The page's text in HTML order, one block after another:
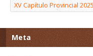
XV Capítulo Provincial 2025
Meta